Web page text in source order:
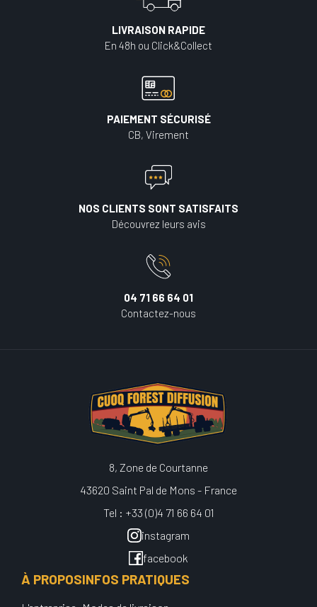
LIVRAISON RAPIDE
En 48h ou Click&Collect
PAIEMENT SÉCURISÉ
CB, Virement
NOS CLIENTS SONT SATISFAITS
Découvrez leurs avis
04 71 66 64 01
Contactez-nous
8, Zone de Courtanne
43620 Saint Pal de Mons - France
Tel : +33 (0)4 71 66 64 01
instagram
facebook
À PROPOSINFOS PRATIQUES